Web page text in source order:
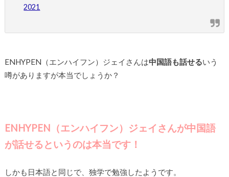
2021
ENHYPEN（エンハイフン）ジェイさんは中国語も話せるいう
噂がありますが本当でしょうか？
ENHYPEN（エンハイフン）ジェイさんが中国語
が話せるというのは本当です！
しかも日本語と同じで、独学で勉強したようです。